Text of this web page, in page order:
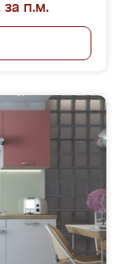
за п.м.